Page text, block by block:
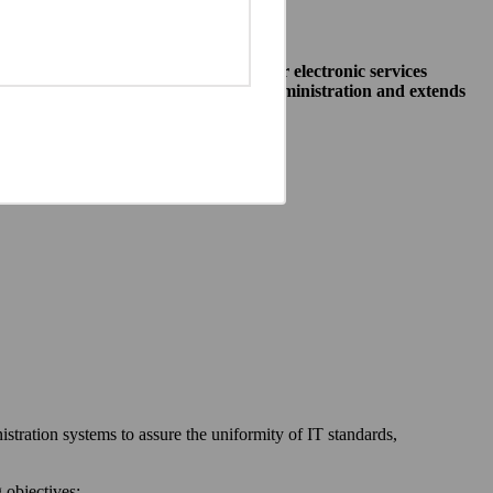
allow public institutions make their electronic services
to different systems of public administration and extends
between:
systems to assure the uniformity of IT standards,